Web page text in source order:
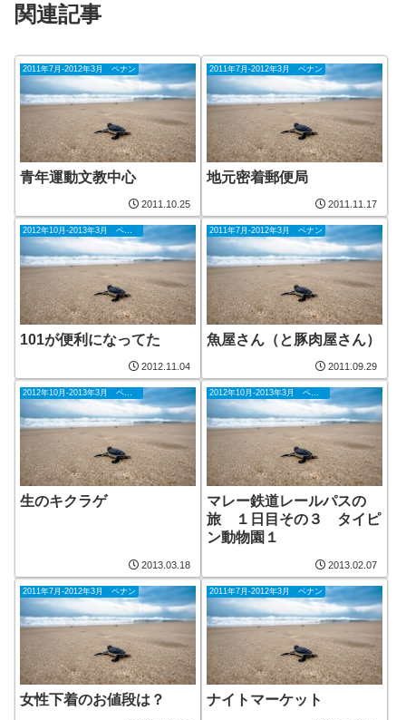
関連記事
2011年7月-2012年3月 ペナン
青年運動文教中心
2011.10.25
2011年7月-2012年3月 ペナン
地元密着郵便局
2011.11.17
2012年10月-2013年3月 ペナン
101が便利になってた
2012.11.04
2011年7月-2012年3月 ペナン
魚屋さん（と豚肉屋さん）
2011.09.29
2012年10月-2013年3月 ペナン
生のキクラゲ
2013.03.18
2012年10月-2013年3月 ペナン
マレー鉄道レールパスの
旅 １日目その３ タイピ
ン動物園１
2013.02.07
2011年7月-2012年3月 ペナン
女性下着のお値段は？
2011年7月-2012年3月 ペナン
ナイトマーケット